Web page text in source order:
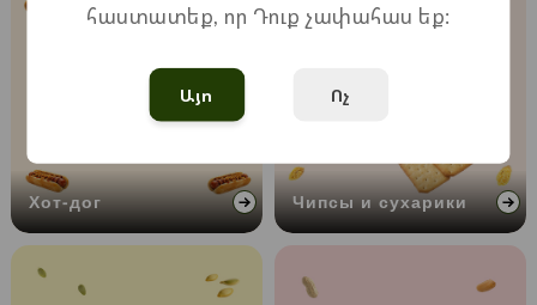
Хот-дог Чипсы и сухарики
հաստատեք, որ Դուք չափահաս եք:
Այո Ոչ